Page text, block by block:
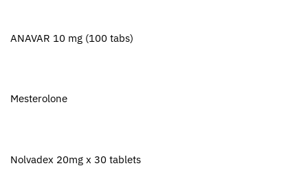
ANAVAR 10 mg (100 tabs)
Mesterolone
Nolvadex 20mg x 30 tablets